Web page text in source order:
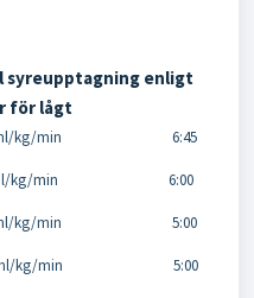
syreupptagning enligt
för lågt
= 32 ml/kg/min 6:45
35 ml/kg/min 6:00
ml/kg/min 5:00
ml/kg/min 5:00